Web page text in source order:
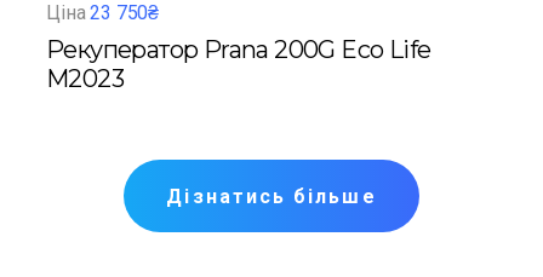
Ціна23 750₴
Рекуператор Prana 200G Eco Life
M2023
Дізнатись більше